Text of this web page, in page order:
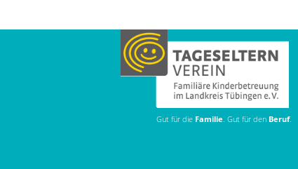
Gut für die Familie . Gut für den Beruf.